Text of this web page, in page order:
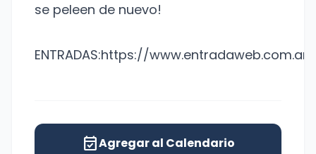
se peleen de nuevo!
ENTRADAS:https://
event_availableAgregar al Calendario